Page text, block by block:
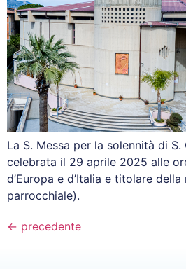
La S. Messa per la solennità di
celebrata il 29 aprile 2025 alle
d’Europa e d’Italia e titolare
parrocchiale).
← precedente